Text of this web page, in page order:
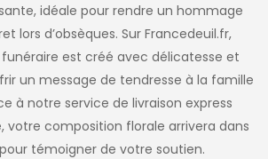
idéale pour rendre un hommage
lors d’obsèques. Sur Francedeuil.fr,
est créé avec délicatesse et
un message de tendresse à la famille
à notre service de livraison express
votre composition florale arrivera dans
témoigner de votre soutien.